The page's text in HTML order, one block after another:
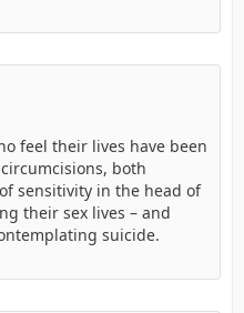
feel their lives have been
both
sensitivity in the head of
their sex lives – and
suicide.